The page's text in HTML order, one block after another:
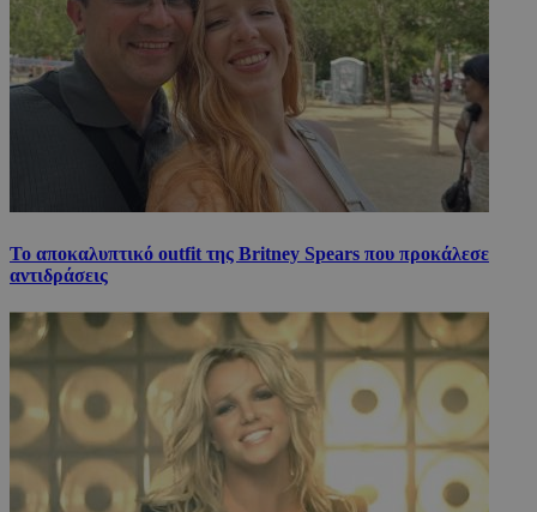
Το αποκαλυπτικό outfit της Britney Spears που προκάλεσε
αντιδράσεις